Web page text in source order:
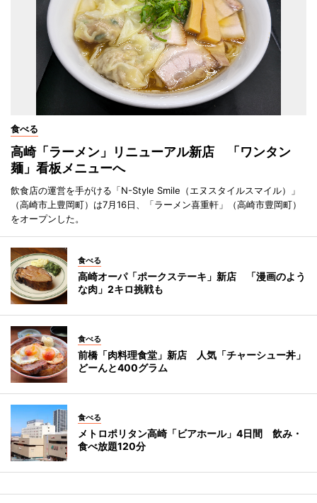
食べる
高崎「ラーメン」リニューアル新店 「ワンタン
麺」看板メニューへ
飲食店の運営を手がける「N-Style Smile（エヌスタイルスマイル）」
（高崎市上豊岡町）は7月16日、「ラーメン喜重軒」（高崎市豊岡町）
をオープンした。
食べる
高崎オーパ「ポークステーキ」新店 「漫画のよう
な肉」2キロ挑戦も
食べる
前橋「肉料理食堂」新店 人気「チャーシュー丼」
どーんと400グラム
食べる
メトロポリタン高崎「ビアホール」4日間 飲み・
食べ放題120分